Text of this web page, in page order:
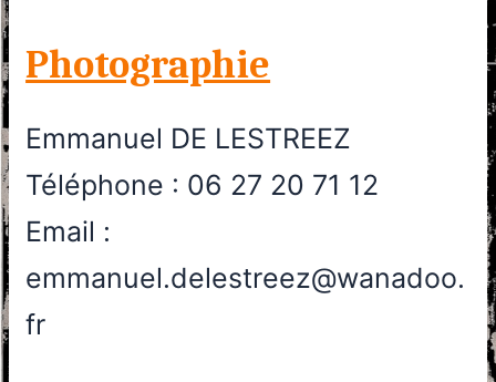
Photographie
Emmanuel DE LESTREEZ
Téléphone : 06 27 20 71 12
Email :
emmanuel.delestreez@wanadoo.
fr